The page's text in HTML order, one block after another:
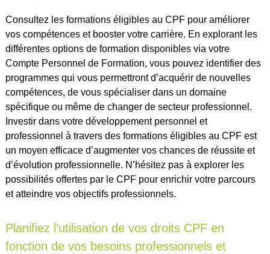
Consultez les formations éligibles au CPF pour améliorer
vos compétences et booster votre carrière. En explorant les
différentes options de formation disponibles via votre
Compte Personnel de Formation, vous pouvez identifier des
programmes qui vous permettront d’acquérir de nouvelles
compétences, de vous spécialiser dans un domaine
spécifique ou même de changer de secteur professionnel.
Investir dans votre développement personnel et
professionnel à travers des formations éligibles au CPF est
un moyen efficace d’augmenter vos chances de réussite et
d’évolution professionnelle. N’hésitez pas à explorer les
possibilités offertes par le CPF pour enrichir votre parcours
et atteindre vos objectifs professionnels.
Planifiez l’utilisation de vos droits CPF en
fonction de vos besoins professionnels et